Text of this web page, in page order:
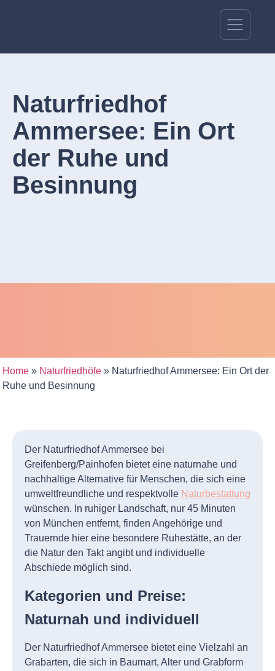
Naturfriedhof
Ammersee: Ein Ort
der Ruhe und
Besinnung
Home » Naturfriedhöfe » Naturfriedhof Ammersee: Ein Ort der
Ruhe und Besinnung
Der Naturfriedhof Ammersee bei
Greifenberg/Painhofen bietet eine naturnahe und
nachhaltige Alternative für Menschen, die sich eine
umweltfreundliche und respektvolle Naturbestattung
wünschen. In ruhiger Landschaft, nur 45 Minuten
von München entfernt, finden Angehörige und
Trauernde hier eine besondere Ruhestätte, an der
die Natur den Takt angibt und individuelle
Abschiede möglich sind.
Kategorien und Preise:
Naturnah und individuell
Der Naturfriedhof Ammersee bietet eine Vielzahl an
Grabarten, die sich in Baumart, Alter und Grabform